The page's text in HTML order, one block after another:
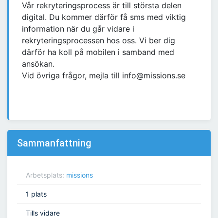
Vår rekryteringsprocess är till största delen
digital. Du kommer därför få sms med viktig
information när du går vidare i
rekryteringsprocessen hos oss. Vi ber dig
därför ha koll på mobilen i samband med
ansökan.
Vid övriga frågor, mejla till info@missions.se
Sammanfattning
Arbetsplats: missions
1 plats
Tills vidare